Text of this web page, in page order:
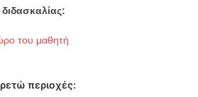
του μαθητή
περιοχές: